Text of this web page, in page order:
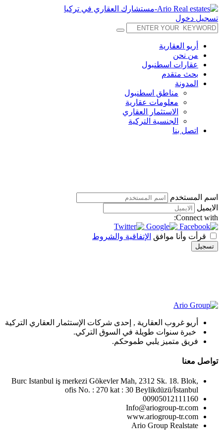
تسجيل دخول
أريو العقارية
من نحن
عقارات اسطنبول
بحث متقدم
المدونة
مناطق اسطنبول
معلومات عقارية
الاستثمار العقاري
الجنسية التركية
اتصل بنا
اسم المستخدم
الايميل
Connect with:
قرأت وأنا موافق الإتفاقية والشروط
تسجيل
أريو غروب العقارية , إحدى شركات الإستثمار العقاري التركية
خبرة سنوات طويلة في السوق التركي.
فريق متميز يلبي طموحكم.
تواصل معنا
Burc Istanbul iş merkezi Gökevler Mah, 2312 Sk. 18. Blok,
ofis No. : 270 kat : 30 Beylikdüzü/İstanbul
00905012111160
Info@ariogroup-tr.com
www.ariogroup-tr.com
Ario Group Realstate